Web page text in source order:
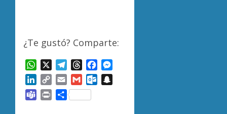
¿Te gustó? Comparte:
WhatsAppTelegram
ThreadsFacebook
LinkedIn
Copy
Link
Email GmailOutlook.com
TeamsPrintCompartir